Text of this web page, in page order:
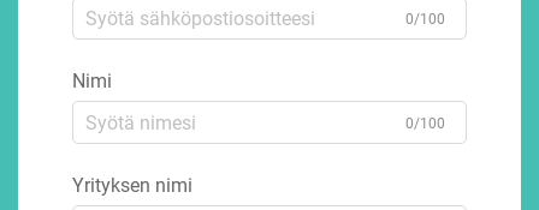
0/100
Nimi
0/100
Yrityksen nimi